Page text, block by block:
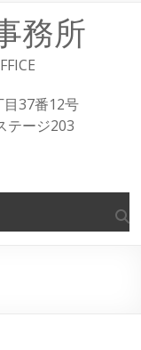
務所
37番12号
ージ203